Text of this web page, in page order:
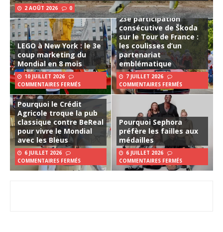
2 AOÛT 2026 0
LEGO à New York : le 3e
coup marketing du
Mondial en 8 mois
10 JUILLET 2026
COMMENTAIRES FERMÉS
23e participation
consécutive de Škoda
sur le Tour de France :
les coulisses d’un
partenariat
emblématique
7 JUILLET 2026
COMMENTAIRES FERMÉS
Pourquoi le Crédit
Agricole troque la pub
classique contre BeReal
pour vivre le Mondial
avec les Bleus
6 JUILLET 2026
COMMENTAIRES FERMÉS
Pourquoi Sephora
préfère les failles aux
médailles
6 JUILLET 2026
COMMENTAIRES FERMÉS